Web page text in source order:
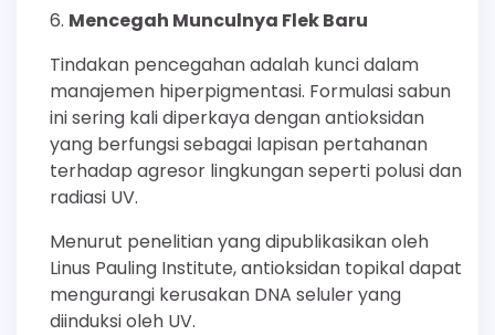
Mencegah Munculnya Flek Baru
Tindakan pencegahan adalah kunci dalam
manajemen hiperpigmentasi. Formulasi sabun
ini sering kali diperkaya dengan antioksidan
yang berfungsi sebagai lapisan pertahanan
terhadap agresor lingkungan seperti polusi dan
radiasi UV.
Menurut penelitian yang dipublikasikan oleh
Linus Pauling Institute, antioksidan topikal dapat
mengurangi kerusakan DNA seluler yang
diinduksi oleh UV.